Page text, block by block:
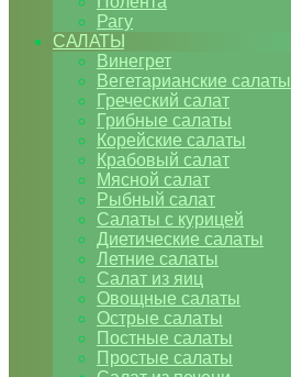
Рагу
САЛАТЫ
Винегрет
Вегетарианские салаты
Греческий салат
Грибные салаты
Корейские салаты
Крабовый салат
Мясной салат
Рыбный салат
Салаты с курицей
Диетические салаты
Летние салаты
Салат из яиц
Овощные салаты
Острые салаты
Постные салаты
Простые салаты